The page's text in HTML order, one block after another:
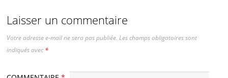
Laisser un commentaire
Votre adresse e-mail ne sera pas publiée. Les champs obligatoires sont
indiqués avec*